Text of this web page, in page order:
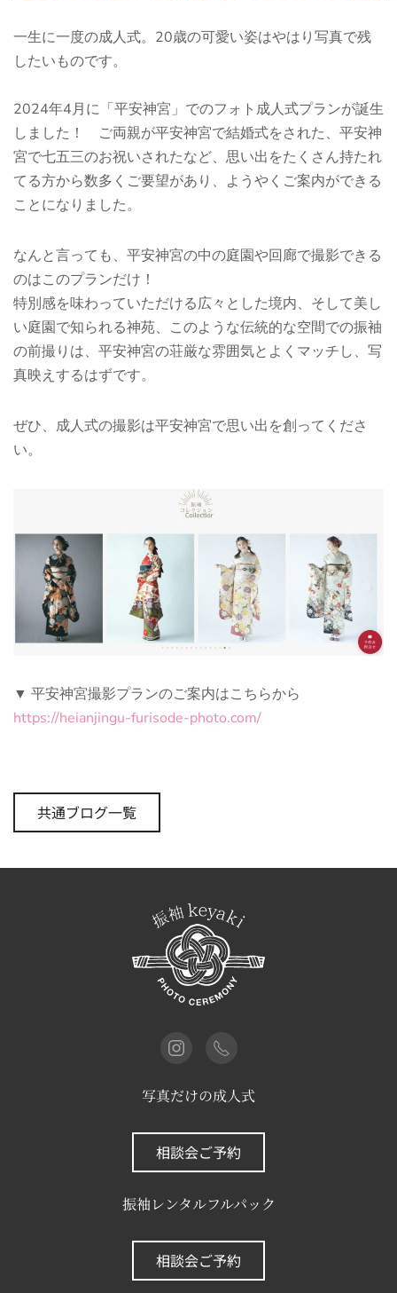
一生に一度の成人式。20歳の可愛い姿はやはり写真で残
したいものです。
2024年4月に「平安神宮」でのフォト成人式プランが誕生
しました！ ご両親が平安神宮で結婚式をされた、平安神
宮で七五三のお祝いされたなど、思い出をたくさん持たれ
てる方から数多くご要望があり、ようやくご案内ができる
ことになりました。
なんと言っても、平安神宮の中の庭園や回廊で撮影できる
のはこのプランだけ！
特別感を味わっていただける広々とした境内、そして美し
い庭園で知られる神苑、このような伝統的な空間での振袖
の前撮りは、平安神宮の荘厳な雰囲気とよくマッチし、写
真映えするはずです。
ぜひ、成人式の撮影は平安神宮で思い出を創ってくださ
い。
▼ 平安神宮撮影プランのご案内はこちらから
https://heianjingu-furisode-photo.com/
共通ブログ一覧
写真だけの成人式
相談会ご予約
振袖レンタルフルパック
相談会ご予約